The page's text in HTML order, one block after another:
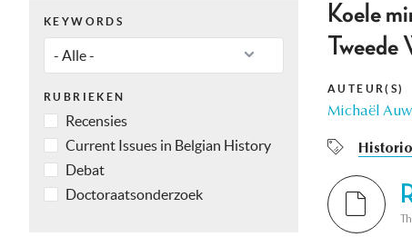
KEYWORDS
RUBRIEKEN
Recensies
Current Issues in Belgian History
Debat
Doctoraatsonderzoek
Koele
Tweede
AUTEUR(S)
Michaël